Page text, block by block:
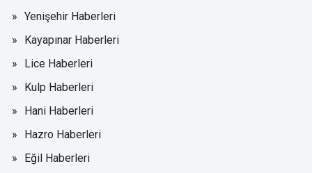
Yenişehir Haberleri
Kayapınar Haberleri
Lice Haberleri
Kulp Haberleri
Hani Haberleri
Hazro Haberleri
Eğil Haberleri